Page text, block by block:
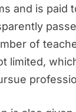
and is paid
of
limited,